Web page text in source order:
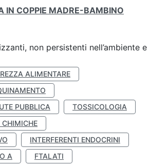
IN COPPIE MADRE-BAMBINO
non persistenti nell’ambiente e
ALIMENTARE
PUBBLICA
TOSSICOLOGIA
CHIMICHE
INTERFERENTI ENDOCRINI
A
FTALATI